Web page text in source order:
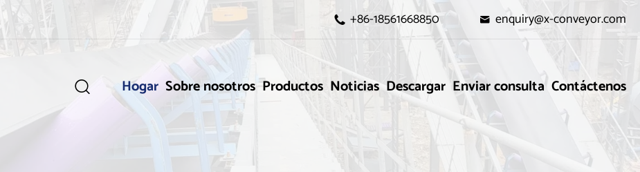
 +86-18561668850  enquiry@x-conveyor.com
 Hogar Sobre nosotros Productos Noticias Descargar Enviar consulta Contáctenos